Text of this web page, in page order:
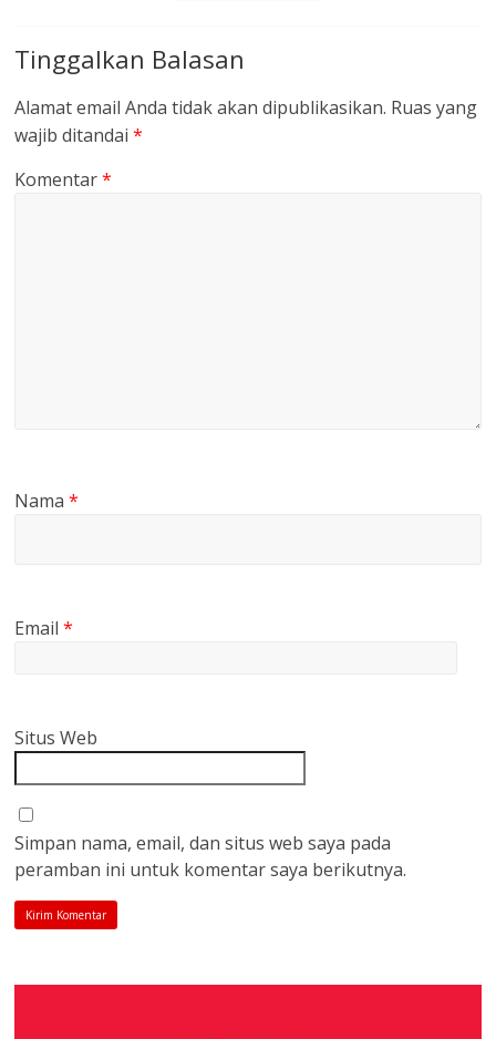
Tinggalkan Balasan
Alamat email Anda tidak akan dipublikasikan. Ruas yang
wajib ditandai*
Komentar*
Nama*
Email*
Situs Web
Simpan nama, email, dan situs web saya pada
peramban ini untuk komentar saya berikutnya.